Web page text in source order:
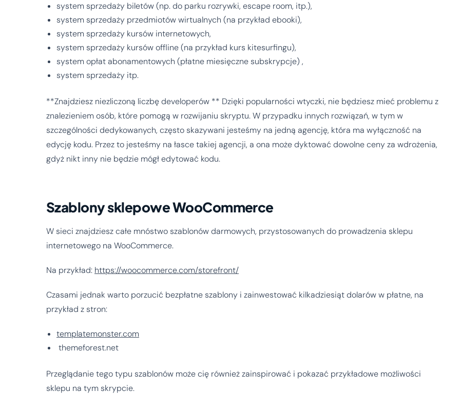
system sprzedaży biletów (np. do parku rozrywki, escape room, itp.),
system sprzedaży przedmiotów wirtualnych (na przykład ebooki),
system sprzedaży kursów internetowych,
system sprzedaży kursów offline (na przykład kurs kitesurfingu),
system opłat abonamentowych (płatne miesięczne subskrypcje) ,
system sprzedaży itp.
**Znajdziesz niezliczoną liczbę developerów ** Dzięki popularności wtyczki, nie będziesz mieć problemu z
znalezieniem osób, które pomogą w rozwijaniu skryptu. W przypadku innych rozwiązań, w tym w
szczególności dedykowanych, często skazywani jesteśmy na jedną agencję, która ma wyłączność na
edycję kodu. Przez to jesteśmy na łasce takiej agencji, a ona może dyktować dowolne ceny za wdrożenia,
gdyż nikt inny nie będzie mógł edytować kodu.
Szablony sklepowe WooCommerce
W sieci znajdziesz całe mnóstwo szablonów darmowych, przystosowanych do prowadzenia sklepu
internetowego na WooCommerce.
Na przykład: https://woocommerce.com/storefront/
Czasami jednak warto porzucić bezpłatne szablony i zainwestować kilkadziesiąt dolarów w płatne, na
przykład z stron:
templatemonster.com
themeforest.net
Przeglądanie tego typu szablonów może cię również zainspirować i pokazać przykładowe możliwości
sklepu na tym skrypcie.